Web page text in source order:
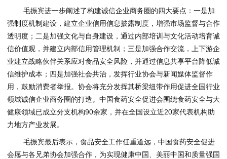
毛振宾进一步阐述了构建诚信企业商务圈的四大要点：一是加
强制度机制建设，建立企业信用信息披露制度，增强市场监督与合作
透明度；二是加强文化与自身建设，通过内部培训与文化活动培育诚
信价值观，并建立内部信用管理机制；三是加强合作交流，上下游企
业建立战略伙伴关系应对食品安全风险，并通过信息共享平台降低诚
信维护成本；四是加强社会共治，发挥行业协会与新闻媒体监督作
用，鼓励消费者举报。协会将充分发挥其桥梁纽带作用促进全国行业
领域诚信企业商务圈的打造。中国食药安全促进会围绕食药安全与大
健康领域已成立分支机构90余家，并在全国设立近20家代表机构助
力地方产业发展。
毛振宾最后表示，食品安全工作任重道远，中国食药安全促进
会愿与各兄弟协会加强合作，为实现健康中国、美丽中国和质量强国